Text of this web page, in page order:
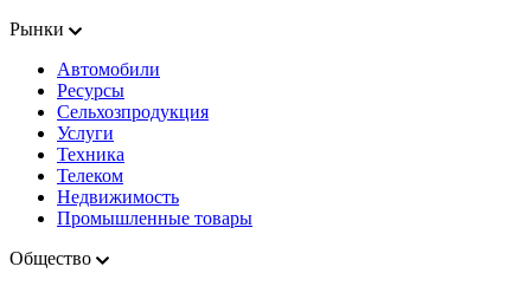
Рынки
Автомобили
Ресурсы
Сельхозпродукция
Услуги
Техника
Телеком
Недвижимость
Промышленные товары
Общество